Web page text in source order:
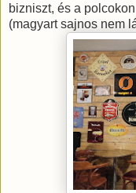
bizniszt, és a
(magyart sajnos nem